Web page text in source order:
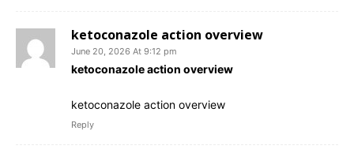
ketoconazole action overview
June 20, 2026 At 9:12 pm
ketoconazole action overview
ketoconazole action overview
Reply